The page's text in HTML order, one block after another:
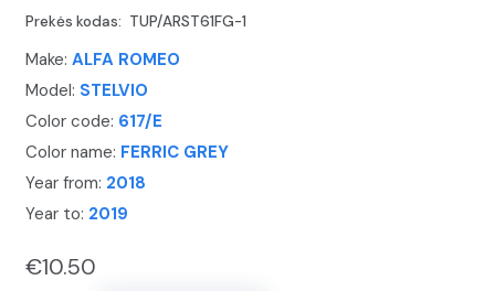
Prekės kodas: TUP/ARST61FG-1
Make: ALFA ROMEO
Model: STELVIO
Color code: 617/E
Color name: FERRIC GREY
Year from: 2018
Year to: 2019
€10.50